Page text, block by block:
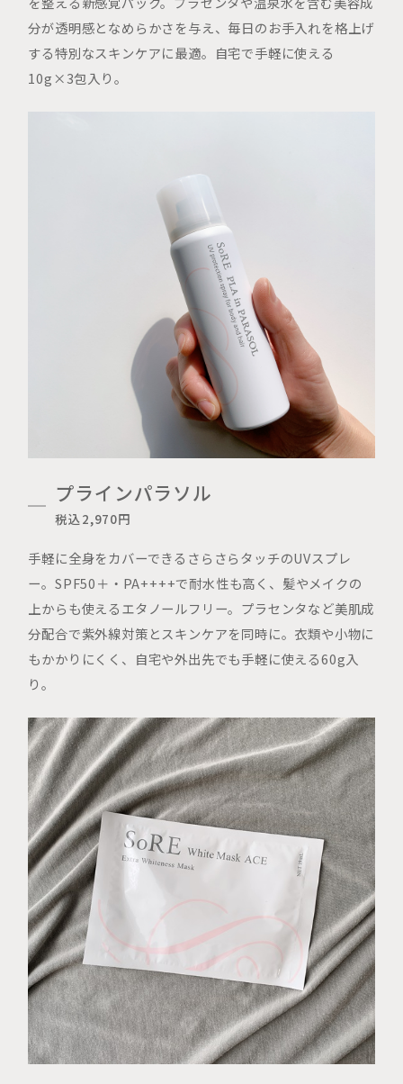
分が透明感となめらかさを与え、毎日のお手入れを格上げ
する特別なスキンケアに最適。自宅で手軽に使える
10g×3包入り。
プラインパラソル
税込2,970円
手軽に全身をカバーできるさらさらタッチのUVスプレ
ー。SPF50＋・PA++++で耐水性も高く、髪やメイクの
上からも使えるエタノールフリー。プラセンタなど美肌成
分配合で紫外線対策とスキンケアを同時に。衣類や小物に
もかかりにくく、自宅や外出先でも手軽に使える60g入
り。